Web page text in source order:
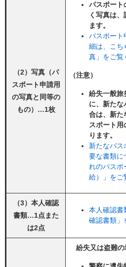
（2）写真（パ
スポート申請用
の写真と同等の
もの）…1枚
パスポート
く写真は
ます。
パスポート
細は、こち
真」をご覧
（注意）
紛失一般旅
に、新たな
合は、新た
スポート
ります。
新たなパス
要な書類に
れのパスポ
給）」をご
（3）本人確認
書類…1点また
は2点
本人確認書
確認書類」
紛失又は盗難の